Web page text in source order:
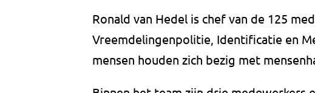
Ronald van Hedel is chef van de 125
Vreemdelingenpolitie, Identificatie en
mensen houden zich bezig met